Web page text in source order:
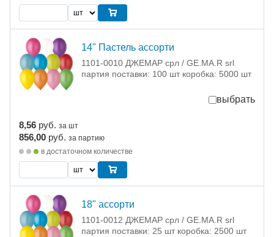
14" Пастель ассорти
1101-0010 ДЖЕМАР срл / GE.MA.R srl
партия поставки: 100 шт коробка: 5000 шт
выбрать
8,56 руб. за шт
856,00 руб. за партию
в достаточном количестве
18" ассорти
1101-0012 ДЖЕМАР срл / GE.MA.R srl
партия поставки: 25 шт коробка: 2500 шт